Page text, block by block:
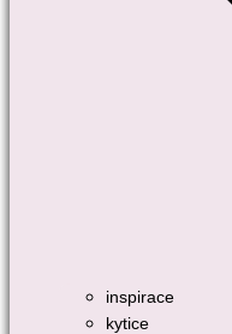
inspirace
kytice